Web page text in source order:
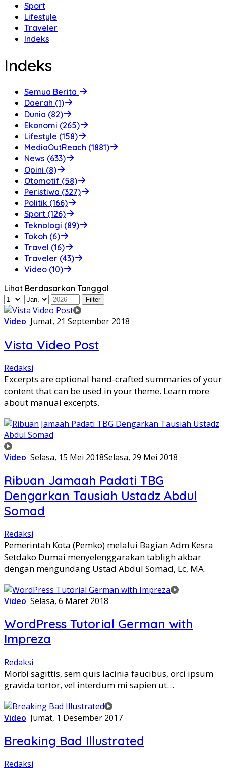
Sport
Lifestyle
Traveler
Indeks
Indeks
Semua Berita
Daerah (1)
Dunia (82)
Ekonomi (265)
Lifestyle (158)
MediaOutReach (1881)
News (633)
Opini (8)
Otomotif (58)
Peristiwa (327)
Politik (166)
Sport (126)
Teknologi (89)
Tokoh (6)
Travel (16)
Traveler (43)
Video (10)
Lihat Berdasarkan Tanggal
Video Jumat, 21 September 2018
Vista Video Post
Redaksi
Excerpts are optional hand-crafted summaries of your
content that can be used in your theme. Learn more
about manual excerpts.
Video Selasa, 15 Mei 2018Selasa, 29 Mei 2018
Ribuan Jamaah Padati TBG
Dengarkan Tausiah Ustadz Abdul
Somad
Redaksi
Pemerintah Kota (Pemko) melalui Bagian Adm Kesra
Setdako Dumai menyelenggarakan tabligh akbar
dengan mengundang Ustad Abdul Somad, Lc, MA.
Video Selasa, 6 Maret 2018
WordPress Tutorial German with
Impreza
Redaksi
Morbi sagittis, sem quis lacinia faucibus, orci ipsum
gravida tortor, vel interdum mi sapien ut…
Video Jumat, 1 Desember 2017
Breaking Bad Illustrated
Redaksi